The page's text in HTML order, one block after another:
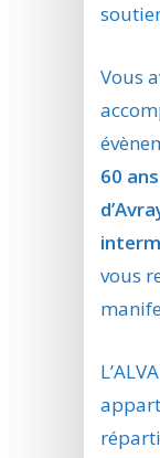
Vous
60
vous